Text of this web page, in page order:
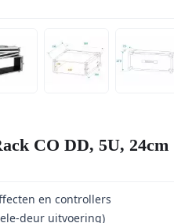
CO DD, 5U, 24cm
en controllers
deur uitvoering)